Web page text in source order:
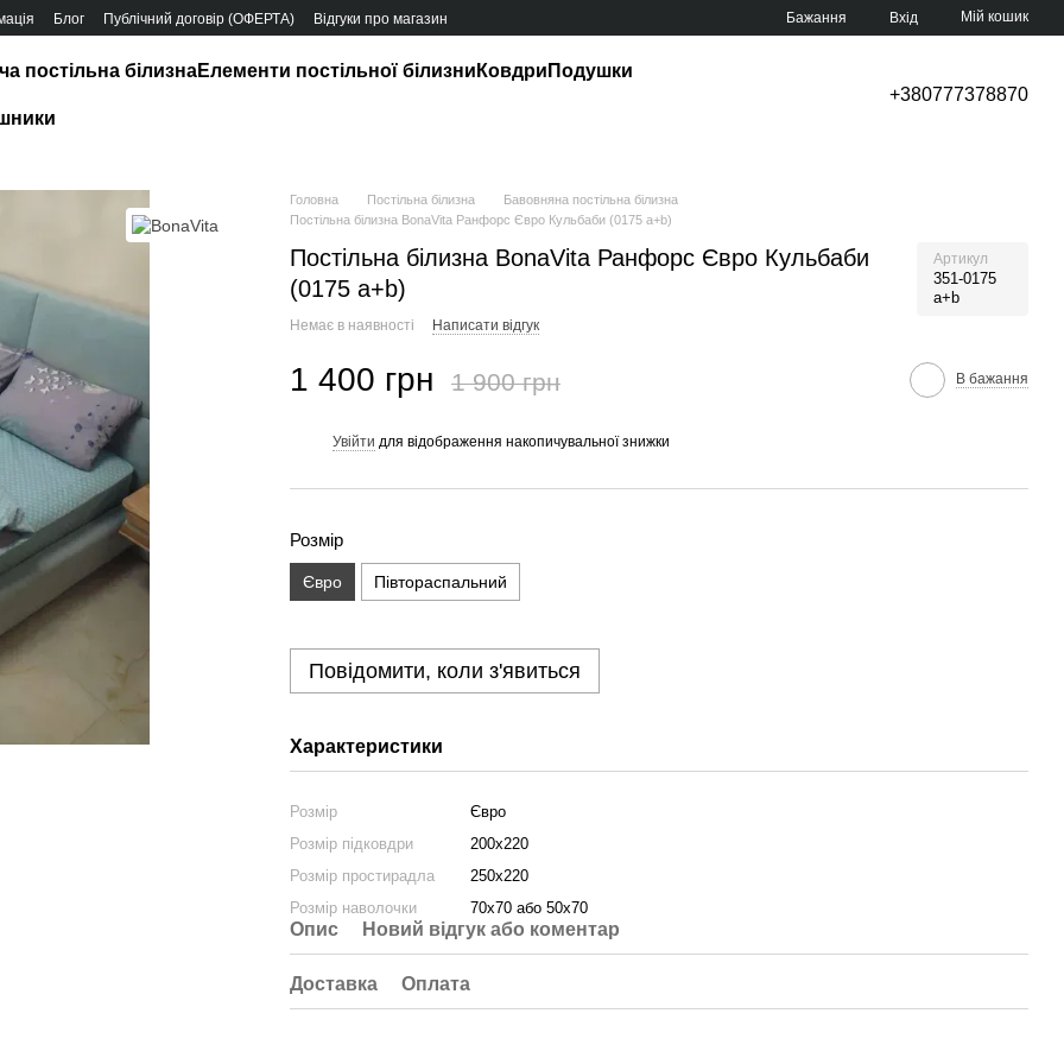
Блог Публічний договір (ОФЕРТА) Відгуки про магазин Бажання Вхід Мій кошик
постільна білизнаЕлементи постільної білизни Ковдри Подушки
+380777378870
Головна Постільна білизна
Бавовняна постільна білизна
Постільна білизна BonaVita Ранфорс Євро Кульбаби (0175 a+b)
Постільна білизна BonaVita Ранфорс Євро Кульбаби
(0175 a+b)
Артикул
351-0175
a+b
Немає в наявності Написати відгук
1 400 грн 1 900 грн В бажання
Увійти для відображення накопичувальної знижки
Розмір
Євро Півтораспальний
Повідомити, коли з'явиться
Характеристики
Розмір
Євро
Розмір підковдри
200х220
Розмір простирадла
250х220
Розмір наволочки
70х70 або 50х70
Опис Новий відгук або коментар
Доставка Оплата